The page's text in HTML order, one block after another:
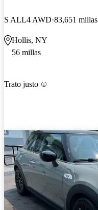
S ALL4 AWD 83,651 millas
Hollis, NY
56 millas
Trato justo